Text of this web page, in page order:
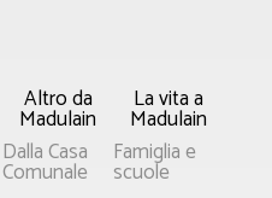
Altro da
Madulain
Dalla Casa
Comunale
La vita a
Madulain
Famiglia e
scuole